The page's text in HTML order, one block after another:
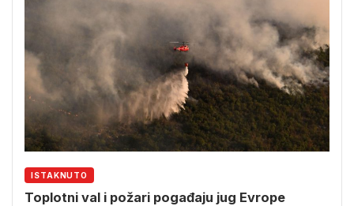
ISTAKNUTO
Toplotni val i požari pogađaju jug Evrope